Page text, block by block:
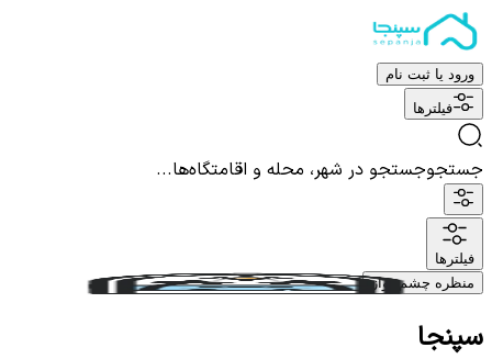
ورود یا ثبت نام
فیلترها
جستجوجستجو در شهر، محله و اقامتگاه‌ها...
فیلترها
منظره چشم نواز
سپنجا